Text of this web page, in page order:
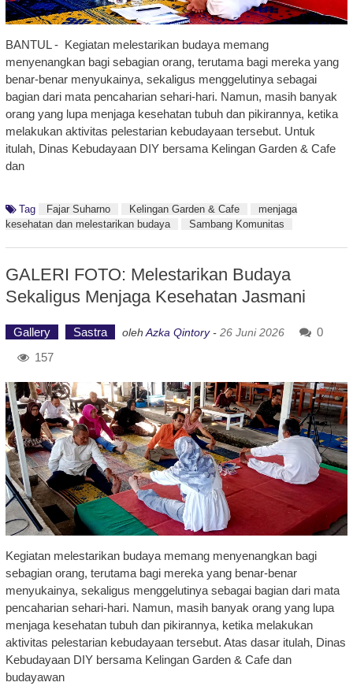
BANTUL - Kegiatan melestarikan budaya memang
menyenangkan bagi sebagian orang, terutama bagi mereka yang
benar-benar menyukainya, sekaligus menggelutinya sebagai
bagian dari mata pencaharian sehari-hari. Namun, masih banyak
orang yang lupa menjaga kesehatan tubuh dan pikirannya, ketika
melakukan aktivitas pelestarian kebudayaan tersebut. Untuk
itulah, Dinas Kebudayaan DIY bersama Kelingan Garden & Cafe
dan
Tag Fajar Suharno Kelingan Garden & Cafe
menjaga
kesehatan dan melestarikan budaya
Sambang Komunitas
GALERI FOTO: Melestarikan Budaya
Sekaligus Menjaga Kesehatan Jasmani
Gallery Sastra oleh Azka Qintory- 26 Juni 2026
0
157
Kegiatan melestarikan budaya memang menyenangkan bagi
sebagian orang, terutama bagi mereka yang benar-benar
menyukainya, sekaligus menggelutinya sebagai bagian dari mata
pencaharian sehari-hari. Namun, masih banyak orang yang lupa
menjaga kesehatan tubuh dan pikirannya, ketika melakukan
aktivitas pelestarian kebudayaan tersebut. Atas dasar itulah, Dinas
Kebudayaan DIY bersama Kelingan Garden & Cafe dan
budayawan